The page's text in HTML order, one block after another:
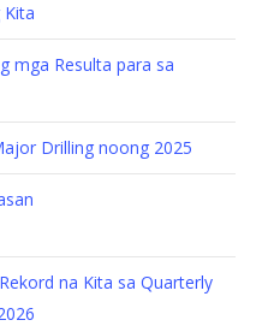
mga Resulta para sa
Drilling noong 2025
na Kita sa Quarterly